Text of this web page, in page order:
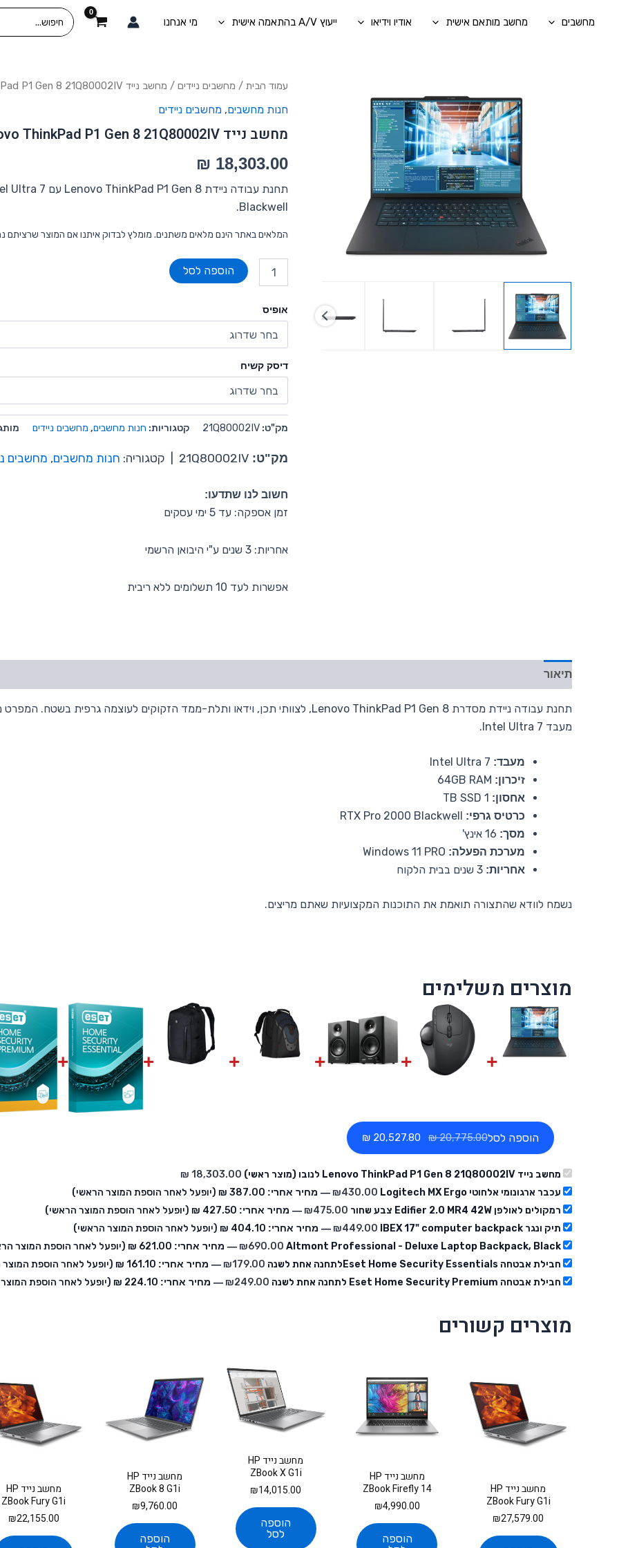
מחשבים מחשב מותאם אישית אודיו וידיאו ייעוץ A/V בהתאמה אישית מי אנחנו
Search
for:
עמוד הבית/ מחשבים ניידים/ מחשב נייד Lenovo ThinkPad P1 Gen 8 21Q80002IV לנובו
חנות מחשבים, מחשבים ניידים
מחשב נייד Lenovo ThinkPad P1 Gen 8 21Q80002IV לנובו
Blackwell.
המלאים באתר הינם מלאים משתנים. מומלץ לבדוק איתנו אם המוצר שרציתם
כמות
מחשב
Lenovo
P1
8
21Q80002IV
הוספה לסל
אופיס
דיסק קשיח
מק"ט: 21Q80002IV קטגוריות: חנות מחשבים, מחשבים ניידים
מק"ט: קטגוריה: חנות מחשבים, מחשבים
חשוב לנו שתדעו:
זמן אספקה: עד 5 ימי עסקים
אחריות: 3 שנים ע"י היבואן הרשמי
אפשרות לעד 10 תשלומים ללא ריבית
תיאור
מעבד Intel Ultra 7.
מעבד:
זיכרון:
אחסון:
כרטיס גרפי:
מסך:
מערכת הפעלה:
אחריות:
נשמח לוודא שהתצורה תואמת את התוכנות המקצועיות שאתם מריצים.
מוצרים משלימים
הוספה לסל
‏20,775.00 ₪
מחשב נייד Lenovo ThinkPad P1 Gen 8 21Q80002IV לנובו (מוצר ראשי)
עכבר ארגונומי אלחוטי Logitech MX Ergo
₪430.00 — מחיר אחרי:
(יופעל לאחר הוספת המוצר הראשי)
רמקולים לאולפן Edifier 2.0 MR4 42W צבע שחור
₪475.00 — מחיר אחרי:
(יופעל לאחר הוספת המוצר הראשי)
תיק ונגר IBEX 17" computer backpack
₪449.00 — מחיר אחרי:
(יופעל לאחר הוספת המוצר הראשי)
Altmont Professional - Deluxe Laptop Backpack, Black
₪690.00 — מחיר אחרי:
(יופעל לאחר הוספת המוצר
חבילת אבטחה Eset Home Security Essentialsלתחנה אחת לשנה
₪179.00 — מחיר אחרי:
(יופעל לאחר הוספת
חבילת אבטחה Eset Home Security Premium לתחנה אחת לשנה
₪249.00 — מחיר אחרי: (יופעל לאחר הוספת
מוצרים קשורים
מחשב נייד HP
ZBook Fury G1i
C65SMET
₪27,579.00
מחשב נייד HP
ZBook Firefly 14
G11...
₪4,990.00
הוספה
מחשב נייד HP
ZBook X G1i
B72X7ET
₪14,015.00
הוספה
לסל
מחשב נייד HP
ZBook 8 G1i
A3ZT0ET
₪9,760.00
הוספה
מחשב נייד HP
ZBook Fury G1i
C65SNET
₪22,155.00